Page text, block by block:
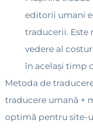
editorii umani
traducerii. Este
vedere al
în același timp
Metoda de
traducere umană +
optimă pentru site-